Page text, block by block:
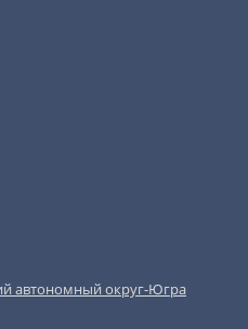
автономный округ-Югра